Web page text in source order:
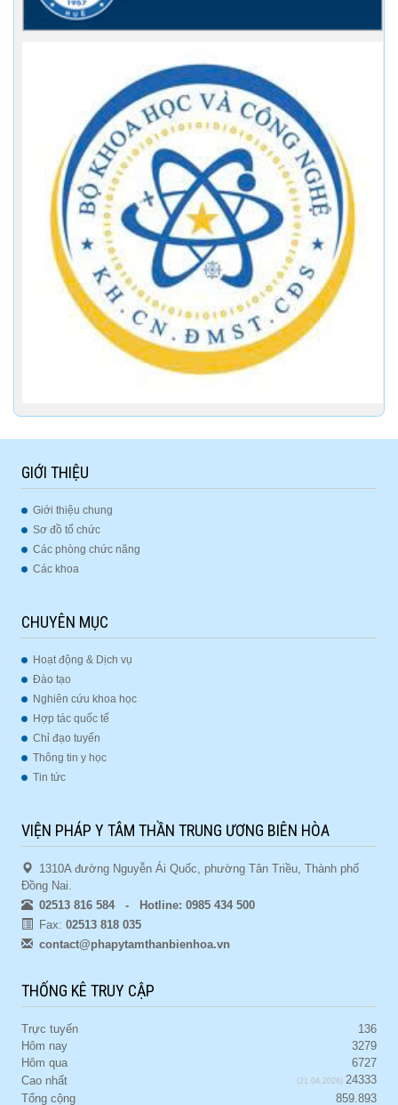
GIỚI THIỆU
Giới thiệu chung
Sơ đồ tổ chức
Các phòng chức năng
Các khoa
CHUYÊN MỤC
Hoạt động & Dịch vụ
Đào tạo
Nghiên cứu khoa học
Hợp tác quốc tế
Chỉ đạo tuyến
Thông tin y học
Tin tức
VIỆN PHÁP Y TÂM THẦN TRUNG ƯƠNG BIÊN HÒA
1310A đường Nguyễn Ái Quốc, phường Tân Triều, Thành phố
Đồng Nai.
02513 816 584 - Hotline: 0985 434 500
Fax: 02513 818 035
contact@phapytamthanbienhoa.vn
THỐNG KÊ TRUY CẬP
Trực tuyến
136
Hôm nay
3279
Hôm qua
6727
Cao nhất
(21.04.2026) 24333
Tổng cộng
859.893